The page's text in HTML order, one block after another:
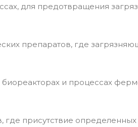
для предотвращения
препаратов, где
биореакторах и процессах
где присутствие определенных